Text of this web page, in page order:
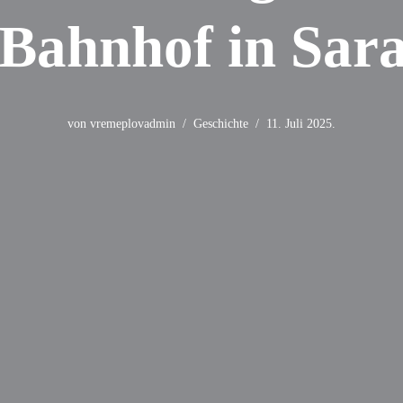
in
von vremeplovadmin Geschichte 11. Juli 2025.